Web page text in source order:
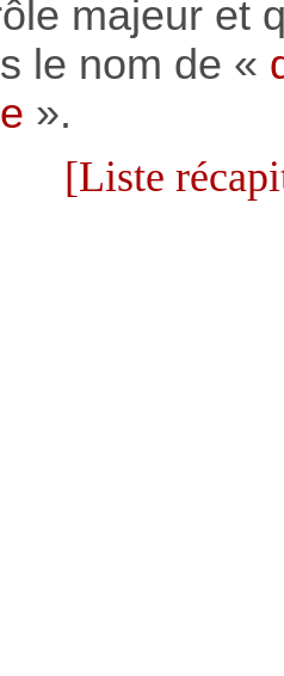
majeur et
le nom de «
».
[Liste